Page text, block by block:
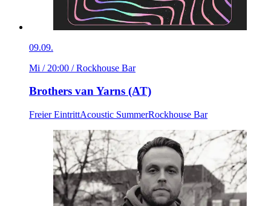
09.09.
Mi / 20:00 / Rockhouse Bar
Brothers van Yarns (AT)
Freier EintrittAcoustic SummerRockhouse Bar